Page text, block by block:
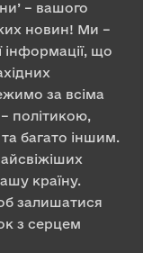
– вашого
новин! Ми –
інформації, що
за всіма
політикою,
багато іншим.
країну.
залишатися
з серцем